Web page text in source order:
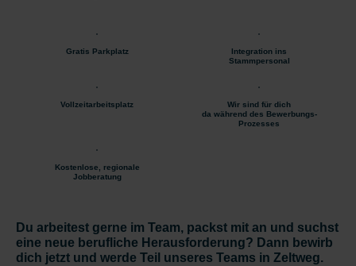
Gratis Parkplatz
Integration ins
Stammpersonal
Vollzeitarbeitsplatz
Wir sind für dich
da während des Bewerbungs-
Prozesses
Kostenlose, regionale
Jobberatung
Du arbeitest gerne im Team, packst mit an und suchst
eine neue berufliche Herausforderung? Dann bewirb
dich jetzt und werde Teil unseres Teams in Zeltweg.